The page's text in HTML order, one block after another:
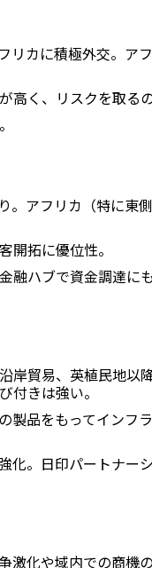
リカに積極外交。ア
く、リスクを取る
。アフリカ（特に東
開拓に優位性。
融ハブで資金調達に
岸貿易、英植民地以
付きは強い。
製品をもってインフ
化。日印パートナー
激化や域内での商機